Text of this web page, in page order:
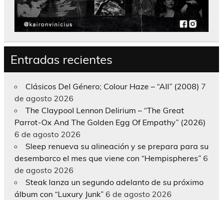
Entradas recientes
Clásicos Del Género; Colour Haze – “All” (2008) 7
de agosto 2026
The Claypool Lennon Delirium – “The Great
Parrot-Ox And The Golden Egg Of Empathy” (2026)
6 de agosto 2026
Sleep renueva su alineación y se prepara para su
desembarco el mes que viene con “Hempispheres” 6
de agosto 2026
Steak lanza un segundo adelanto de su próximo
álbum con “Luxury Junk” 6 de agosto 2026